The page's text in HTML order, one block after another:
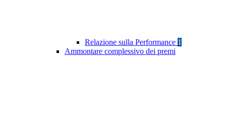
Relazione sulla Performance 1
Ammontare complessivo dei premi